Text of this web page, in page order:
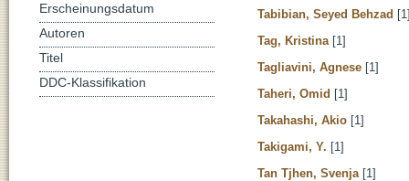
Tabibian, Seyed Behzad
Tag, Kristina [1]
Tagliavini, Agnese [1]
Taheri, Omid [1]
Takahashi, Akio [1]
Takigami, Y. [1]
Tan Tjhen, Svenja [1]
Erscheinungsdatum
Autoren
Titel
DDC-Klassifikation